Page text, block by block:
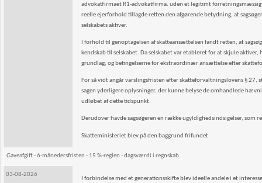
advokatfirmaet R1-advokatfirma. uden et legitimt
reelle ejerforhold tillagde retten den afgørende betydning, at
selskabets aktiver.
I forhold til genoptagelsen af skatteansættelsen fandt retten, at
kendskab til selskabet. Da selskabet var etableret for at skjule
grundlag, og betingelserne for ekstraordinær ansættelse efter
For så vidt angår varslingsfristen efter skatteforvaltningslovens §
sagen yderligere oplysninger, der kunne belyse de omhandlede
udløbet af dette tidspunkt.
Derudover havde sagsøgeren en række ugyldighedsindsigelser, som
Skatteministeriet blev på den baggrund frifundet.
Gaveafgift - 6-månedersfristen - 15 %-reglen - dagsværdi i regnskab
03-08-2026
I forbindelse med et generationsskifte blev ideelle andele i et